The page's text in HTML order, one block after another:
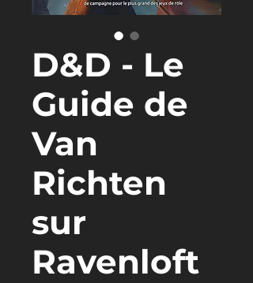
D&D - Le
Guide de
Van
Richten
sur
Ravenloft